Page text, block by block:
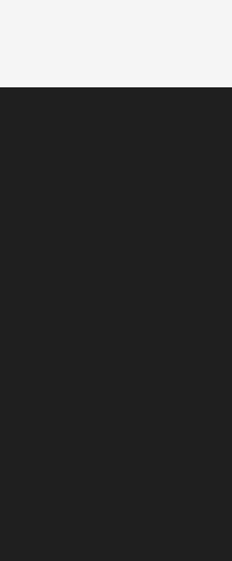
Anneyron